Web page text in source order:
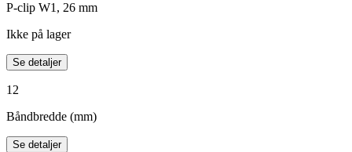
P-clip W1, 26 mm
Ikke på lager
Se detaljer
12
Båndbredde (mm)
Se detaljer